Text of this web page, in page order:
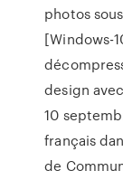
photos
[Windows-
design
10
français
de